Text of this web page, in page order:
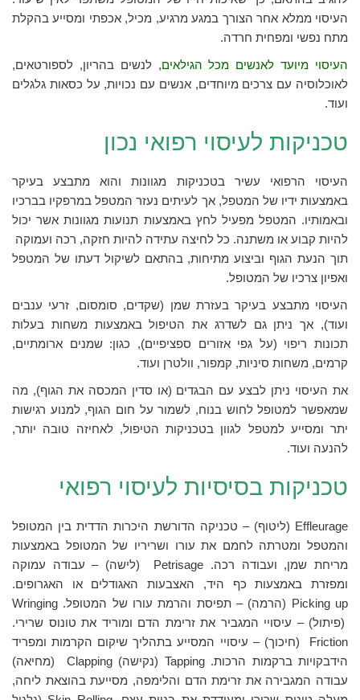
העיסוי ממלא אחר הצורך במגע מרגיע, מכיל, אכפתי ומסייע בהקלת
מתח נפשי ומפחית חרדה.
העיסוי מיועד לאנשים מכל הגילאים, לנשים בהריון, לספורטאים,
לאוכלוסיה עם צרכים מיוחדים, אנשים עם נכויות, על כסאות גלגלים
ועוד.
טכניקות לעיסוי רפואי נכון
העיסוי הרפואי עשיר בטכניקות מגוונות והוא מתבצע בעיקר
באמצעות ידיו של המטפל, אך לעיתים נעזר המטפל במרפקיו בברכיו
ובאמותיו. המטפל מפעיל לחץ באמצעות תנועות מגוונות אשר יכול
להיות קבוע או משתנה. כל לחיצה עתידה להיות חזקה, רכה ועמוקה
תוך הנעת הגוף וביצוע מתיחות, בהתאם לשיקול דעתו של המטפל
ואפיון צרכיו של המטופל.
העיסוי מתבצע בעיקר בעזרת שמן (שקדים, סומסום, זרעי ענבים
ועוד), אך ניתן גם לשדרג את הטיפול באמצעות משחות בעלות
תכונות ריפוי (על גפי אזורים ספציפיים), כגון: שמנים ארומתיים,
קרמים, משחות סיניות, קמפור, וולטרן ועוד.
את העיסוי ניתן לבצע עם הבגדים (או סדין המכסה את הגוף), מה
שמאפשר למטופל לחוש בנוח, לשמור על חום הגוף, למנוע רגישות
יתר ומסייע למטפל לגוון בטכניקות הטיפול, לאחיזה טובה יותר,
להנעה ועוד.
טכניקות בסיסיות לעיסוי רפואי
Effleurage (ליטוף) – טכניקה הדורשת היכרות הדדית בין המטופל
והמטפל ומטרתה לחמם את עורו ושריריו של המטופל באמצעות
מריחת שמן, ועבודה רכה. Petrisage (לישה) – עבודה עמוקה
ומפזרת באמצעות כף היד, האצבעות האגודלים או האגרופים.
Picking up (הרמה) – תפיסת והרמת עורו של המטופל. Wringing
(פיתול) – עיסויי המגביר את זרימת הדם ומוריד את טונוס שרירי.
Friction (חיכוך) – עיסויי המסייע בתהליך שיקום הקרמות ומפריד
הידבקויות ברקמות הרכות. Tapping (נקישה) Clapping (מחיאה)
עבודה המגבירה את זרימת הדם והלימפה, מסייעת בהוצאת ליחה,